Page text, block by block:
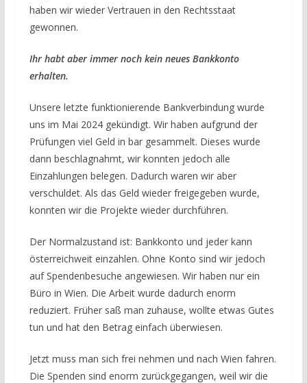
haben wir wieder Vertrauen in den Rechtsstaat
gewonnen.
Ihr habt aber immer noch kein neues Bankkonto
erhalten.
Unsere letzte funktionierende Bankverbindung wurde
uns im Mai 2024 gekündigt. Wir haben aufgrund der
Prüfungen viel Geld in bar gesammelt. Dieses wurde
dann beschlagnahmt, wir konnten jedoch alle
Einzahlungen belegen. Dadurch waren wir aber
verschuldet. Als das Geld wieder freigegeben wurde,
konnten wir die Projekte wieder durchführen.
Der Normalzustand ist: Bankkonto und jeder kann
österreichweit einzahlen. Ohne Konto sind wir jedoch
auf Spendenbesuche angewiesen. Wir haben nur ein
Büro in Wien. Die Arbeit wurde dadurch enorm
reduziert. Früher saß man zuhause, wollte etwas Gutes
tun und hat den Betrag einfach überwiesen.
Jetzt muss man sich frei nehmen und nach Wien fahren.
Die Spenden sind enorm zurückgegangen, weil wir die